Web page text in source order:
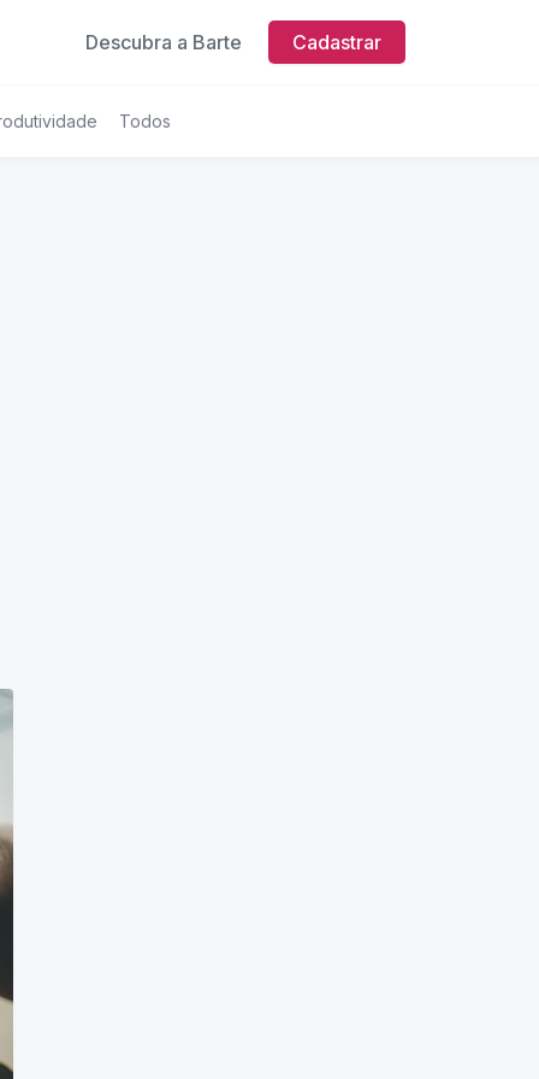
Descubra a Barte Cadastrar
Todos